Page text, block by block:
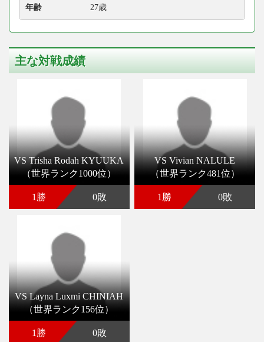
年齢 27歳
主な対戦成績
VS Trisha Rodah KYUUKA
（世界ランク1000位）
1勝 0敗
VS Vivian NALULE
（世界ランク481位）
1勝 0敗
VS Layna Luxmi CHINIAH
（世界ランク156位）
1勝 0敗